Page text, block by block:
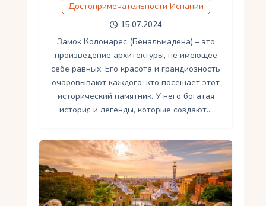
Достопримечательности Испании
15.07.2024
Замок Коломарес (Бенальмадена) – это
произведение архитектуры, не имеющее
себе равных. Его красота и грандиозность
очаровывают каждого, кто посещает этот
исторический памятник. У него богатая
история и легенды, которые создают…